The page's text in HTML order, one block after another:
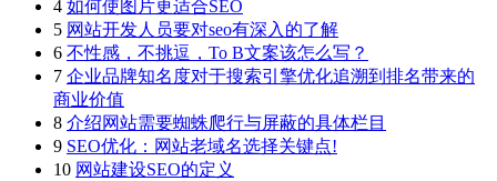
4 如何使图片更适合SEO
5 网站开发人员要对seo有深入的了解
6 不性感，不挑逗，To B文案该怎么写？
7 企业品牌知名度对于搜索引擎优化追溯到排名带来的
商业价值
8 介绍网站需要蜘蛛爬行与屏蔽的具体栏目
9 SEO优化：网站老域名选择关键点!
10 网站建设SEO的定义